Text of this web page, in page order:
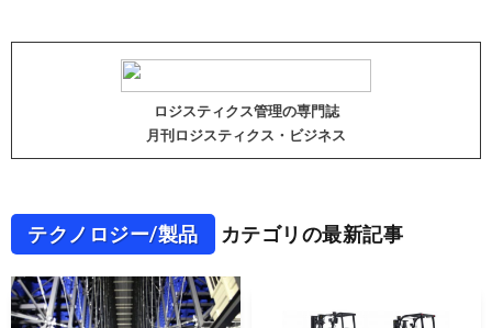
ロジスティクス管理の専門誌
月刊ロジスティクス・ビジネス
テクノロジー/製品 カテゴリの最新記事